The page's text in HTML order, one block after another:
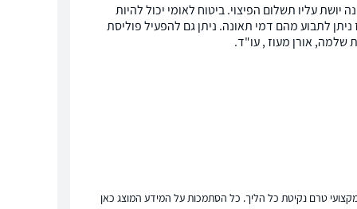
עליו תשלום הפיצוי. ביטוח לאומי יכול להיות
לתבוע מהם דמי תאונה. ניתן גם להפעיל פוליסת
שלמה, אורן מעוז , עו"ד.
מקצועי טרם נקיטת כל הליך. כל הסתמכות על המידע המוצג כאן